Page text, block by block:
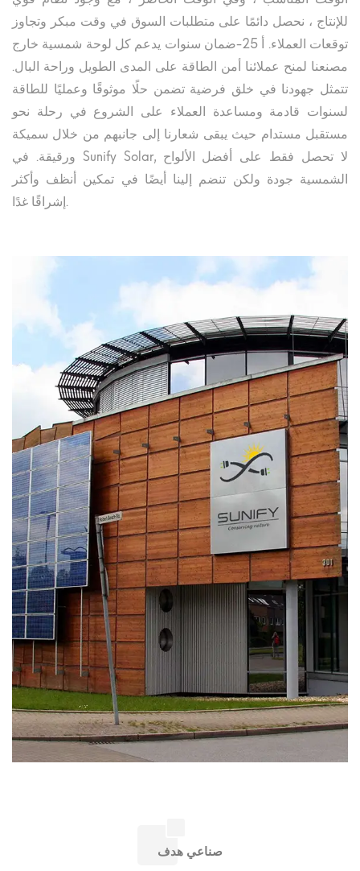
للإنتاج ، نحصل دائمًا على متطلبات السوق في وقت مبكر وتجاوز
توقعات العملاء. أ 25-ضمان سنوات يدعم كل لوحة شمسية خارج
مصنعنا لمنح عملائنا أمن الطاقة على المدى الطويل وراحة البال.
تتمثل جهودنا في خلق فرضية تضمن حلًا موثوقًا وعمليًا للطاقة
لسنوات قادمة ومساعدة العملاء على الشروع في رحلة نحو
مستقبل مستدام حيث يبقى شعارنا إلى جانبهم من خلال سميكة
ورقيقة. في Sunify Solar, لا تحصل فقط على أفضل الألواح
الشمسية جودة ولكن تنضم إلينا أيضًا في تمكين أنظف وأكثر
إشراقًا غدًا.
صناعي هدف